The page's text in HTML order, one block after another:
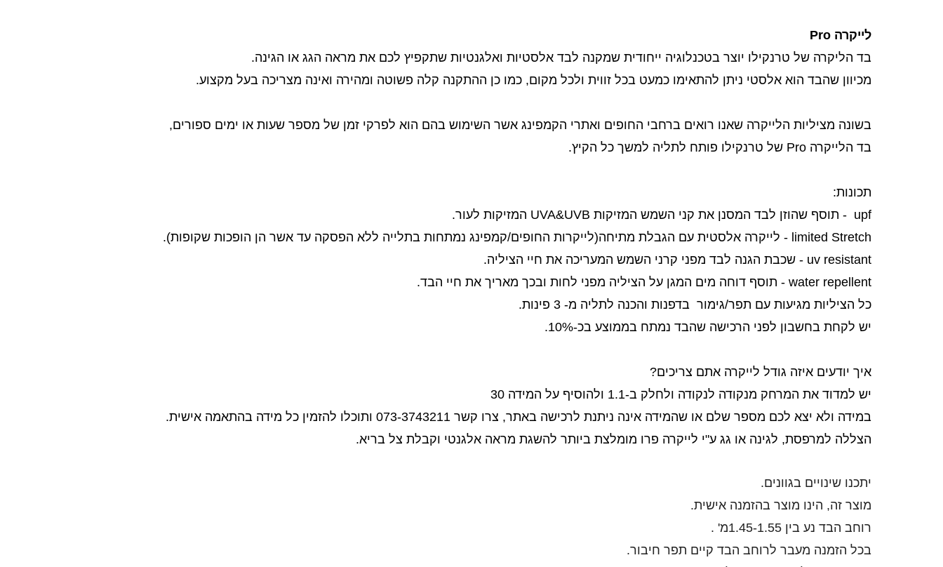
לייקרה Pro
בד הליקרה של טרנקילו יוצר בטכנלוגיה ייחודית שמקנה לבד אלסטיות ואלגנטיות שתקפיץ לכם את מראה הגג או הגינה.
מכיוון שהבד הוא אלסטי ניתן להתאימו כמעט בכל זווית ולכל מקום, כמו כן ההתקנה קלה פשוטה ומהירה ואינה מצריכה בעל מקצוע.
בשונה מציליות הלייקרה שאנו רואים ברחבי החופים ואתרי הקמפינג אשר השימוש בהם הוא לפרקי זמן של מספר שעות או ימים ספורים,
בד הלייקרה Pro של טרנקילו פותח לתליה למשך כל הקיץ.
תכונות:
upf - תוסף שהוזן לבד המסנן את קני השמש המזיקות UVA&UVB המזיקות לעור.
limited Stretch - לייקרה אלסטית עם הגבלת מתיחה(לייקרות החופים/קמפינג נמתחות בתלייה ללא הפסקה עד אשר הן הופכות שקופות).
uv resistant - שכבת הגנה לבד מפני קרני השמש המעריכה את חיי הציליה.
water repellent - תוסף דוחה מים המגן על הציליה מפני לחות ובכך מאריך את חיי הבד.
כל הציליות מגיעות עם תפר/גימור בדפנות והכנה לתליה מ- 3 פינות.
יש לקחת בחשבון לפני הרכישה שהבד נמתח בממוצע בכ-10%.
איך יודעים איזה גודל לייקרה אתם צריכים?
יש למדוד את המרחק מנקודה לנקודה ולחלק ב-1.1 ולהוסיף על המידה 30
במידה ולא יצא לכם מספר שלם או שהמידה אינה ניתנת לרכישה באתר, צרו קשר 073-3743211 ותוכלו להזמין כל מידה בהתאמה אישית.
הצללה למרפסת, לגינה או גג ע"י לייקרה פרו מומלצת ביותר להשגת מראה אלגנטי וקבלת צל בריא.
יתכנו שינויים בגוונים.
מוצר זה, הינו מוצר בהזמנה אישית.
רוחב הבד נע בין 1.45-1.55מ' .
בכל הזמנה מעבר לרוחב הבד קיים תפר חיבור.